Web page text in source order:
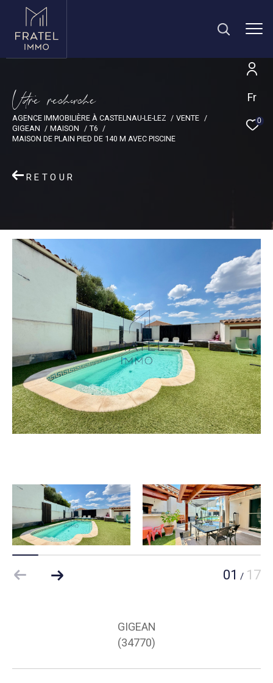
Fr
0
Vore recece
AGENCE IMMOBILIÈRE À CASTELNAU-LE-LEZ
VENTE
GIGEAN
MAISON
T6
MAISON DE PLAIN PIED DE 140 M AVEC PISCINE
RETOUR
01 / 17
GIGEAN
(34770)